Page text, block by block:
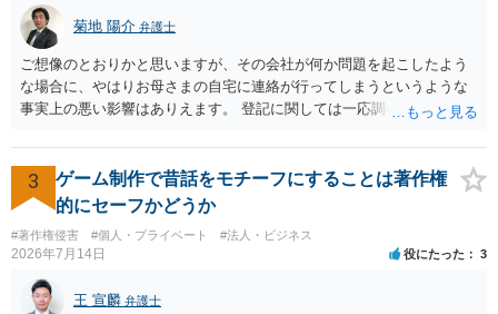
わけではありません。デザイナーが独自に制作したイラストやバナー
等は別として、一般的なレイアウトや配色、依頼者から提供された素
材を希望に沿って配置した部分には、通常、著作物性は認められにく
いと考えられます。仮に具体的な画面構成の一部に創作性が認められ
ても、その権利は当該部分に限られ、ご相談者の写真や文章等を制作
実績として掲載する権限まで当然に生じるものではありません。 もっ
とも、契約書がなくても、見積書、メール、利用規約等に実績掲載へ
の同意があれば別です。また、単に制作を担当した事実を記載した
り、公開中のサイトへリンクしたりする行為まで当然に禁止できると
は限りません。 人物写真については、通常のSNSへの無断掲載と同
様、掲載目的、態様、必要性、本人の特定可能性等から判断されま
す。営業目的であり、本人も掲載を拒否していることは、違法性を認
める方向の事情となりますが、自動的に肖像権侵害となるわけではあ
りません。 まず、見積書、メール、チャット、デザイナーの利用規約
菊地 陽介 弁護士
ご想像のとおりかと思いますが、その会社が何か問題を起こしたよう
な場合に、やはりお母さまの自宅に連絡が行ってしまうというような
事実上の悪い影響はありえます。 登記に関しては一応調べておいた方
が、登記情報提供サービスでインターネット上でも会社の登記の情報
を閲覧することができます。 Googleに関してはしつこく削除申請をす
るしかないでしょうが、そのほかには例えば投資運用業などの登録を
行っているようであれば、その所管の公的機関に問い合わせるなどさ
れてみてはいかがでしょうか。
3
ゲーム制作で昔話をモチーフにすることは著作権
的にセーフかどうか
#著作権侵害 #個人・プライベート #法人・ビジネス
2026年7月14日 役にたった 3
王 宣麟 弁護士